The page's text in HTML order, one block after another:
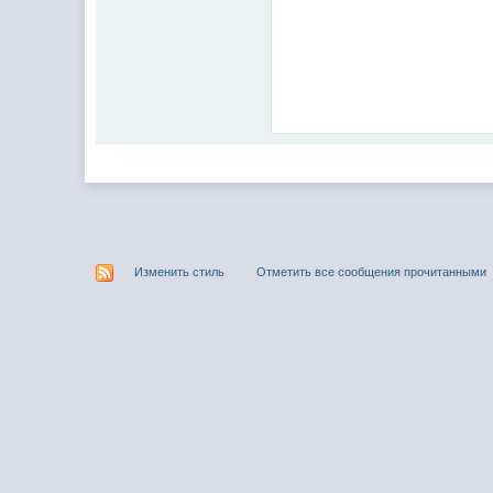
Изменить стиль Отметить все сообщения прочитанными